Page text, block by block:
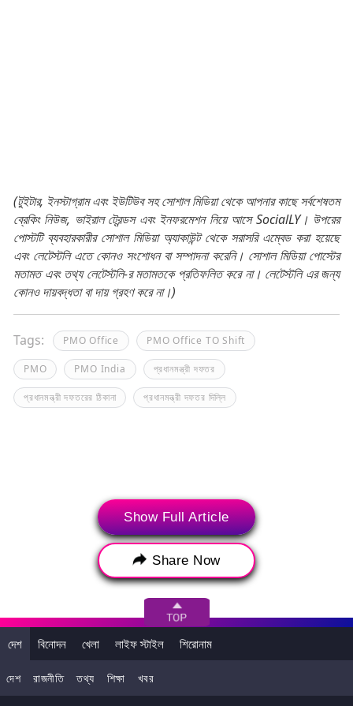
(টুইটার, ইনস্টাগ্রাম এবং ইউটিউব সহ সোশাল মিডিয়া থেকে আপনার কাছে সর্বশেষতম
ব্রেকিং নিউজ, ভাইরাল ট্রেন্ডস এবং ইনফরমেশন নিয়ে আসে SocialLY। উপরের
পোস্টটি ব্যবহারকারীর সোশাল মিডিয়া অ্যাকাউন্ট থেকে সরাসরি এম্বেড করা হয়েছে
এবং লেটেস্টলি এতে কোনও সংশোধন বা সম্পাদনা করেনি। সোশাল মিডিয়া পোস্টের
মতামত এবং তথ্য লেটেস্টলি-র মতামতকে প্রতিফলিত করে না। লেটেস্টলি এর জন্য
কোনও দায়বদ্ধতা বা দায় গ্রহণ করে না।)
Tags: PMO Office PMO Office TO Shift
PMO PMO India প্রধানমন্ত্রী দফতর
প্রধানমন্ত্রী দফতরের ঠিকানা প্রধানমন্ত্রী দফতর দিল্লি
আপনি এটাও পছন্দ করতে পারেন
Show Full Article
Share Now
দেশ বিনোদন খেলা লাইফ স্টাইল শিরোনাম
দেশ রাজনীতি তথ্য শিক্ষা খবর